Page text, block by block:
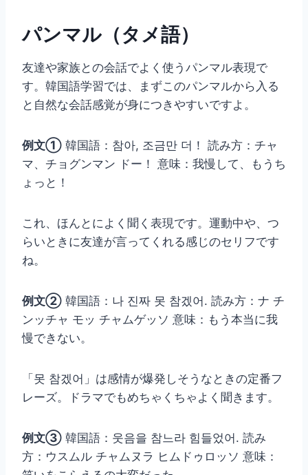
パンマル（タメ語）
友達や家族との会話でよく使うパンマル表現で
す。韓国語学習では、まずこのパンマルから入る
と自然な会話感覚が身につきやすいですよ。
例文① 韓国語：참아, 조금만 더！ 読み方：チャ
マ、チョグンマン ドー！ 意味：我慢して、もうち
ょっと！
これ、ほんとによく聞く表現です。運動中や、つ
らいときに友達が言ってくれる感じのセリフです
ね。
例文② 韓国語：나 진짜 못 참겠어. 読み方：ナ チ
ンッチャ モッ チャムゲッソ 意味：もう本当に我
慢できない。
「못 참겠어」は感情が爆発しそうなときの定番フ
レーズ。ドラマでもめちゃくちゃよく聞きます。
例文③ 韓国語：웃음을 참느라 힘들었어. 読み
方：ウスムル チャムヌラ ヒムドゥロッソ 意味：